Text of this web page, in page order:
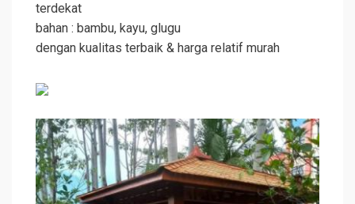
terdekat
bahan : bambu, kayu, glugu
dengan kualitas terbaik & harga relatif murah